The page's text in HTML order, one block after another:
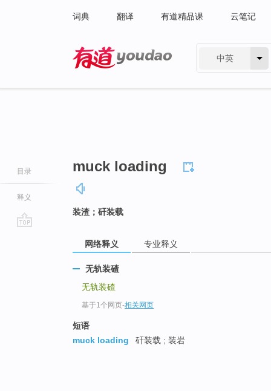
词典 翻译 有道精品课 云笔记
中英
目录
释义
muck loading
装渣；矸装载
网络释义 专业释义
无轨装碴
无轨装碴
基于1个网页-相关网页
短语
muck loading
矸装载 ; 装岩